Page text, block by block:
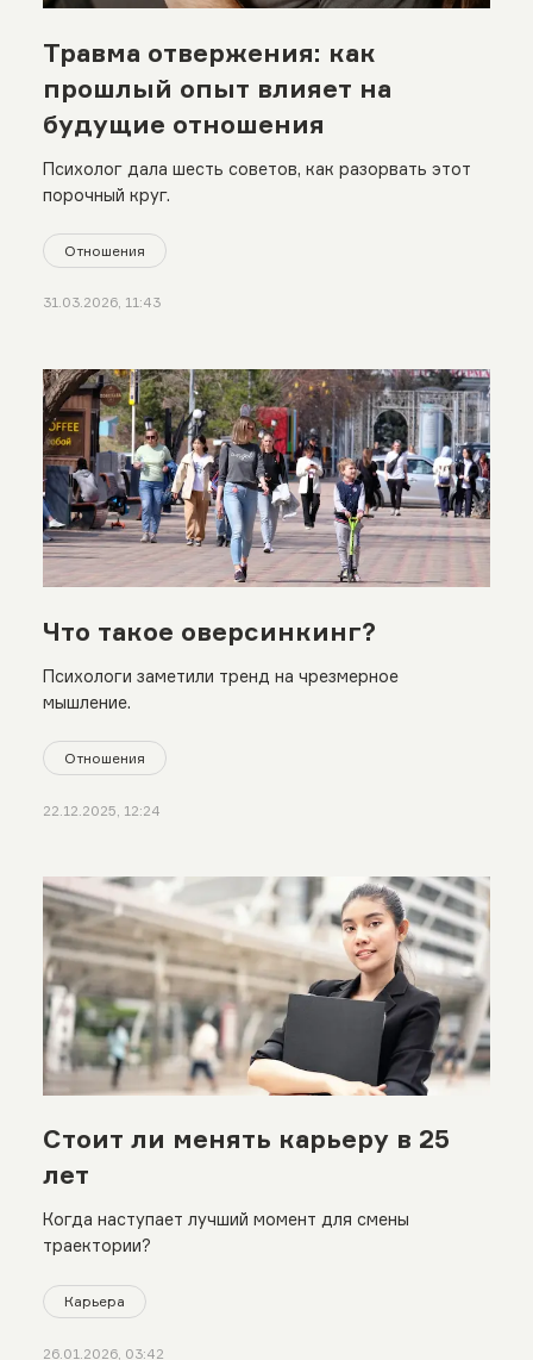
Травма отвержения: как
прошлый опыт влияет на
будущие отношения
Психолог дала шесть советов, как разорвать этот
порочный круг.
Отношения
31.03.2026, 11:43
Что такое оверсинкинг?
Психологи заметили тренд на чрезмерное
мышление.
Отношения
22.12.2025, 12:24
Стоит ли менять карьеру в 25
лет
Когда наступает лучший момент для смены
траектории?
Карьера
26.01.2026, 03:42